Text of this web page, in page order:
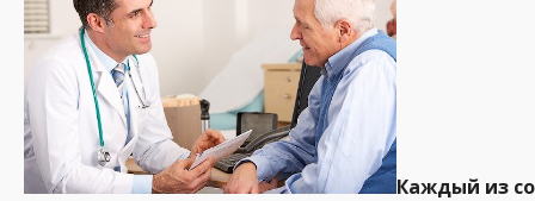
Каждый из